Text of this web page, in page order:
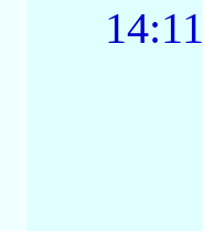
14:11